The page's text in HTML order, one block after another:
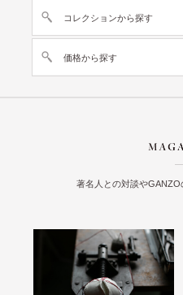
コレクションから探す
価格から探す
著名人との対談や